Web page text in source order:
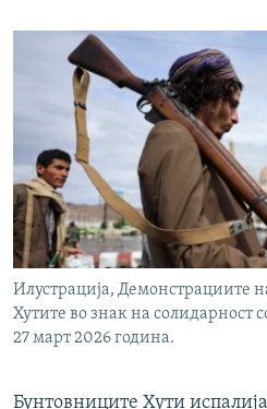
Илустрација, Демонстрациите
Хутите во знак на солидарност
27 март 2026 година.
Бунтовниците Хути